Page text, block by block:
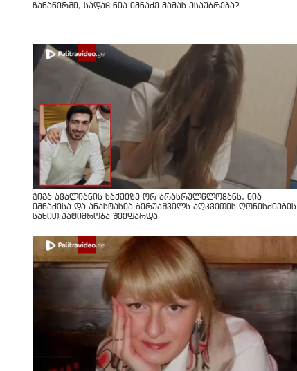
ჩანაწერში, სადაც ნია იმნაძე მამას ესაუბრება?
გიგა ავალიანის საქმეზე ორ არასრულწლოვანს, ნია
იმნაძესა და ანასტასია ბერუაშვილს აღკვეთის ღონისძიების
სახით პატიმრობა შეეფარდა